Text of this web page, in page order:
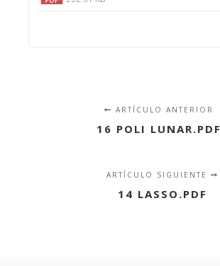
ARTÍCULO ANTERIOR
16 POLI LUNAR.PDF
ARTÍCULO SIGUIENTE
14 LASSO.PDF